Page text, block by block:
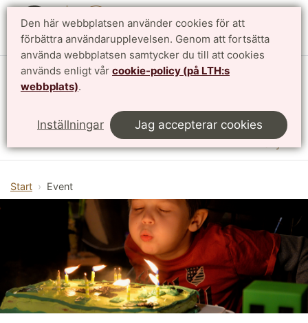
Den här webbplatsen använder cookies för att
förbättra användarupplevelsen. Genom att fortsätta
använda webbplatsen samtycker du till att cookies
används enligt vår cookie-policy (på LTH:s
webbplats).
Inställningar Jag accepterar cookies
Vattenhallen Science Center
Meny
Start Event